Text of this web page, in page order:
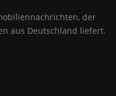
der
aus Deutschland liefert.